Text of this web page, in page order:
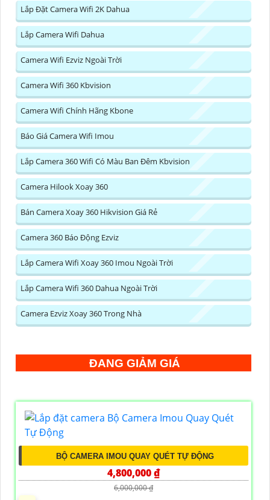
Lắp Đặt Camera Wifi 2K Dahua
Lắp Camera Wifi Dahua
Camera Wifi Ezviz Ngoài Trời
Camera Wifi 360 Kbvision
Camera Wifi Chính Hãng Kbone
Báo Giá Camera Wifi Imou
Lắp Camera 360 Wifi Có Màu Ban Đêm Kbvision
Camera Hilook Xoay 360
Bán Camera Xoay 360 Hikvision Giá Rẻ
Camera 360 Báo Động Ezviz
Lắp Camera Wifi Xoay 360 Imou Ngoài Trời
Lắp Camera Wifi 360 Dahua Ngoài Trời
Camera Ezviz Xoay 360 Trong Nhà
ĐANG GIẢM GIÁ
BỘ CAMERA IMOU QUAY QUÉT TỰ ĐỘNG
4,800,000 ₫
6,000,000 ₫